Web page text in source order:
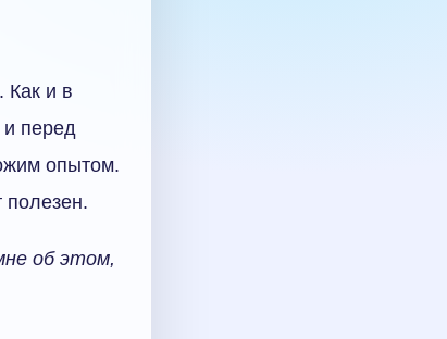
Как и в
перед
опытом.
полезен.
об этом,